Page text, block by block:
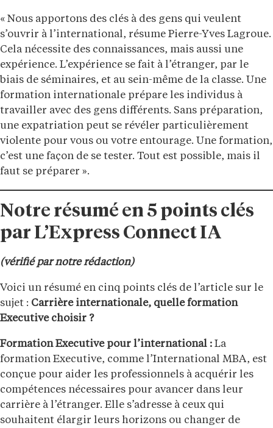
« Nous apportons des clés à des gens qui veulent
s’ouvrir à l’international, résume Pierre-Yves Lagroue.
Cela nécessite des connaissances, mais aussi une
expérience. L’expérience se fait à l’étranger, par le
biais de séminaires, et au sein-même de la classe. Une
formation internationale prépare les individus à
travailler avec des gens différents. Sans préparation,
une expatriation peut se révéler particulièrement
violente pour vous ou votre entourage. Une formation,
c’est une façon de se tester. Tout est possible, mais il
faut se préparer ».
Notre résumé en 5 points clés
par L’Express Connect IA
(vérifié par notre rédaction)
Voici un résumé en cinq points clés de l’article sur le
sujet : Carrière internationale, quelle formation
Executive choisir ?
Formation Executive pour l’international : La
formation Executive, comme l’International MBA, est
conçue pour aider les professionnels à acquérir les
compétences nécessaires pour avancer dans leur
carrière à l’étranger. Elle s’adresse à ceux qui
souhaitent élargir leurs horizons ou changer de